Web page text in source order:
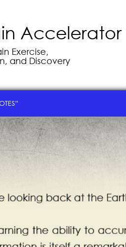
Accelerator
Exercise,
and Discovery